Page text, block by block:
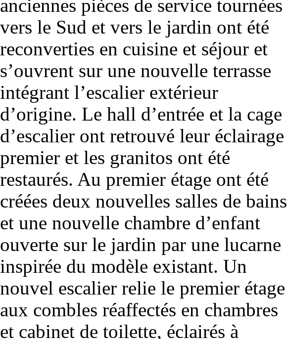
anciennes pièces de service tournées
vers le Sud et vers le jardin ont été
reconverties en cuisine et séjour et
s’ouvrent sur une nouvelle terrasse
intégrant l’escalier extérieur
d’origine. Le hall d’entrée et la cage
d’escalier ont retrouvé leur éclairage
premier et les granitos ont été
restaurés. Au premier étage ont été
créées deux nouvelles salles de bains
et une nouvelle chambre d’enfant
ouverte sur le jardin par une lucarne
inspirée du modèle existant. Un
nouvel escalier relie le premier étage
aux combles réaffectés en chambres
et cabinet de toilette, éclairés à